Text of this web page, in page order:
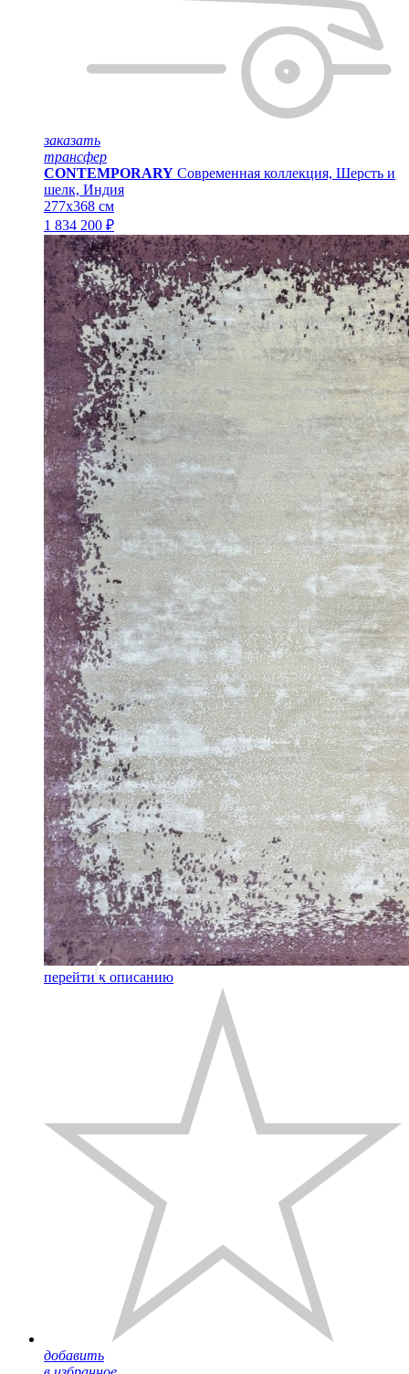
заказать
трансфер
CONTEMPORARY Современная коллекция, Шерсть и
шелк, Индия
277x368 см
1 834 200 ₽
перейти к описанию
добавить